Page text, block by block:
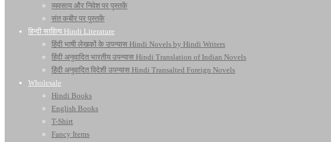
व्यवसाय और निवेश पर पुस्तकें
संत कबीर पर पुस्तकें
हिन्दी साहित्य Hindi Literature
हिंदी भाषी लेखकों के उपन्यास Hindi Novels by Hindi Writers
हिंदी अनुवादित भारतीय उपन्यास Hindi Translation of Indian Novels
हिंदी अनुवादित विदेशी उपन्यास Hindi Transalted Foreign Novels
Wholesale
Hindi Books
English Books
T-Shirt
Fancy Items